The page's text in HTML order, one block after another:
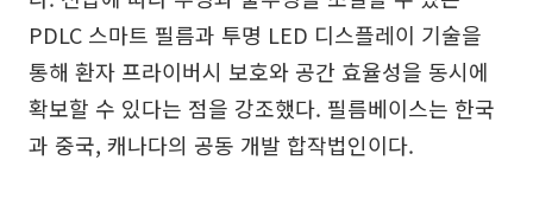
PDLC 스마트 필름과 투명 LED 디스플레이 기술을
통해 환자 프라이버시 보호와 공간 효율성을 동시에
확보할 수 있다는 점을 강조했다. 필름베이스는 한국
과 중국, 캐나다의 공동 개발 합작법인이다.